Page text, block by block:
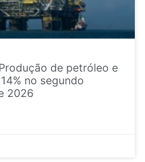
de petróleo e
no segundo
2026